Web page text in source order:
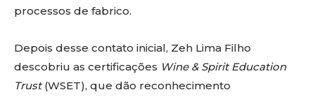
processos de fabrico.
Depois desse contato inicial, Zeh Lima Filho
descobriu as certificações Wine & Spirit Education
Trust(WSET), que dão reconhecimento